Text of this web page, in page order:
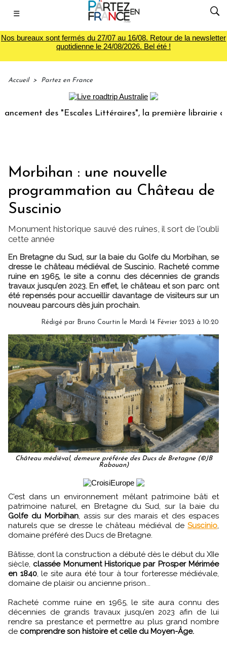
☰
Nos bureaux sont fermés du 27/07 au 16/08. Retour de la newsletter
quotidienne le 24/08/2026. Bel été !
Accueil > Partez en France
des "Escales Littéraires", la première librairie du voyage
Morbihan : une nouvelle
programmation au Château de
Suscinio
Monument historique sauvé des ruines, il sort de l'oubli
cette année
En Bretagne du Sud, sur la baie du Golfe du Morbihan, se
dresse le château médiéval de Suscinio. Racheté comme
ruine en 1965, le site a connu des décennies de grands
travaux jusqu’en 2023. En effet, le château et son parc ont
été repensés pour accueillir davantage de visiteurs sur un
nouveau parcours dès juin prochain.
Rédigé par Bruno Courtin le Mardi 14 Février 2023 à 10:20
Château médiéval, demeure préférée des Ducs de Bretagne (©JB
Rabouan)
C’est dans un environnement mêlant patrimoine bâti et
patrimoine naturel, en Bretagne du Sud, sur la baie du
Golfe du Morbihan, assis sur des marais et des espaces
naturels que se dresse le château médiéval de Suscinio,
domaine préféré des Ducs de Bretagne.
Bâtisse, dont la construction a débuté dès le début du XIIe
siècle, classée Monument Historique par Prosper Mérimée
en 1840, le site aura été tour à tour forteresse médiévale,
domaine de plaisir ou ancienne prison...
Racheté comme ruine en 1965, le site aura connu des
décennies de grands travaux jusqu’en 2023 afin de lui
rendre sa prestance et permettre au plus grand nombre
de comprendre son histoire et celle du Moyen-Âge.